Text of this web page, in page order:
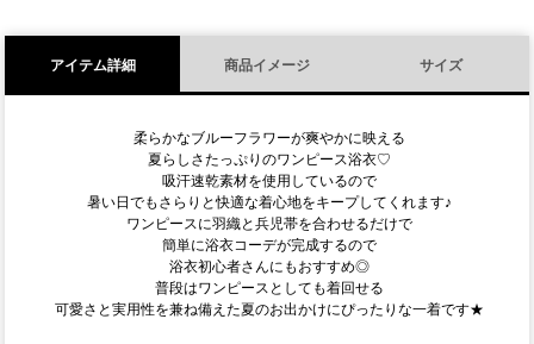
アイテム詳細 商品イメージ サイズ
柔らかなブルーフラワーが爽やかに映える
夏らしさたっぷりのワンピース浴衣♡
吸汗速乾素材を使用しているので
暑い日でもさらりと快適な着心地をキープしてくれます♪
ワンピースに羽織と兵児帯を合わせるだけで
簡単に浴衣コーデが完成するので
浴衣初心者さんにもおすすめ◎
普段はワンピースとしても着回せる
可愛さと実用性を兼ね備えた夏のお出かけにぴったりな一着です★